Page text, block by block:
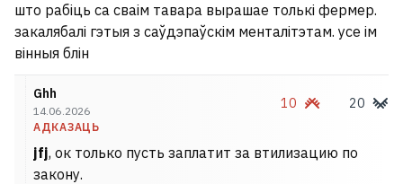
што рабіць са сваім тавара вырашае толькі фермер.
закалябалі гэтыя з саўдэпаўскім менталітэтам. усе ім
вінныя блін
Ghh
14.06.2026
АДКАЗАЦЬ
10 20
jfj, ок только пусть заплатит за втилизацию по
закону.